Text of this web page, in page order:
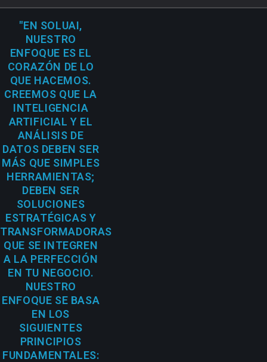
"EN SOLUAI,
NUESTRO
ENFOQUE ES EL
CORAZÓN DE LO
QUE HACEMOS.
CREEMOS QUE LA
INTELIGENCIA
ARTIFICIAL Y EL
ANÁLISIS DE
DATOS DEBEN SER
MÁS QUE SIMPLES
HERRAMIENTAS;
DEBEN SER
SOLUCIONES
ESTRATÉGICAS Y
TRANSFORMADORAS
QUE SE INTEGREN
A LA PERFECCIÓN
EN TU NEGOCIO.
NUESTRO
ENFOQUE SE BASA
EN LOS
SIGUIENTES
PRINCIPIOS
FUNDAMENTALES: